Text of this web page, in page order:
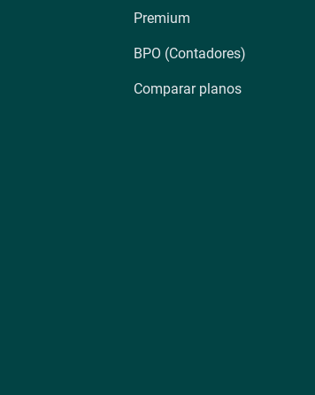
Premium
BPO (Contadores)
Comparar planos